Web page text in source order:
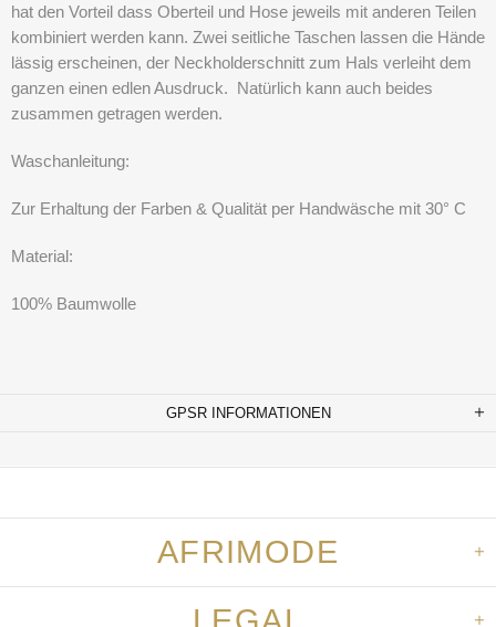
hat den Vorteil dass Oberteil und Hose jeweils mit anderen Teilen
kombiniert werden kann. Zwei seitliche Taschen lassen die Hände
lässig erscheinen, der Neckholderschnitt zum Hals verleiht dem
ganzen einen edlen Ausdruck. Natürlich kann auch beides
zusammen getragen werden.
Waschanleitung:
Zur Erhaltung der Farben & Qualität per Handwäsche mit 30° C
Material:
100% Baumwolle
GPSR INFORMATIONEN
AFRIMODE